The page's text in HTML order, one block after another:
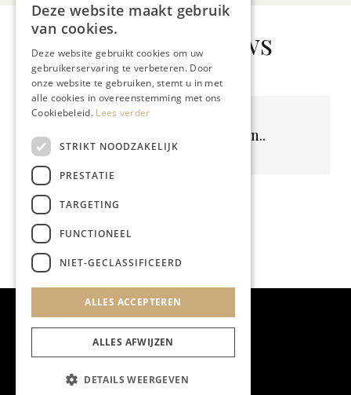
Gerelateerd nieuws
Geen resultaten gevonden..
Deze website maakt gebruik
van cookies.
Deze website gebruikt cookies om uw
gebruikerservaring te verbeteren. Door
onze website te gebruiken, stemt u in met
alle cookies in overeenstemming met ons
Cookiebeleid. Lees verder
STRIKT NOODZAKELIJK
PRESTATIE
TARGETING
FUNCTIONEEL
NIET-GECLASSIFICEERD
ALLES ACCEPTEREN
ALLES AFWIJZEN
DETAILS WEERGEVEN